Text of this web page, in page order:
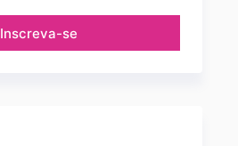
Inscreva-se